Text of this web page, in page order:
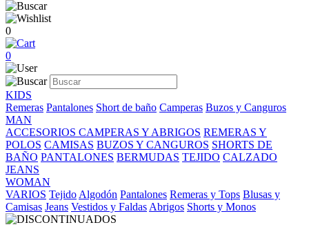
0
0
KIDS
Remeras Pantalones Short de baño Camperas Buzos y Canguros
MAN
ACCESORIOS CAMPERAS Y ABRIGOS REMERAS Y
POLOS CAMISAS BUZOS Y CANGUROS SHORTS DE
BAÑO PANTALONES BERMUDAS TEJIDO CALZADO
JEANS
WOMAN
VARIOS Tejido Algodón Pantalones Remeras y Tops Blusas y
Camisas Jeans Vestidos y Faldas Abrigos Shorts y Monos